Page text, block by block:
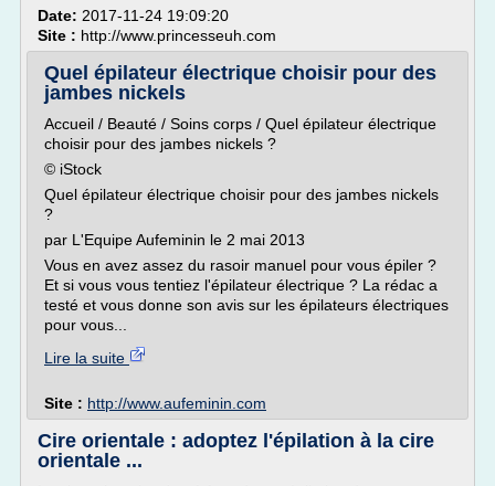
Date: 2017-11-24 19:09:20
Site : http://www.princesseuh.com
Quel épilateur électrique choisir pour des
jambes nickels
Accueil / Beauté / Soins corps / Quel épilateur électrique
choisir pour des jambes nickels ?
© iStock
Quel épilateur électrique choisir pour des jambes nickels
?
par L'Equipe Aufeminin le 2 mai 2013
Vous en avez assez du rasoir manuel pour vous épiler ?
Et si vous vous tentiez l'épilateur électrique ? La rédac a
testé et vous donne son avis sur les épilateurs électriques
pour vous...
Lire la suite
Site : http://www.aufeminin.com
Cire orientale : adoptez l'épilation à la cire
orientale ...